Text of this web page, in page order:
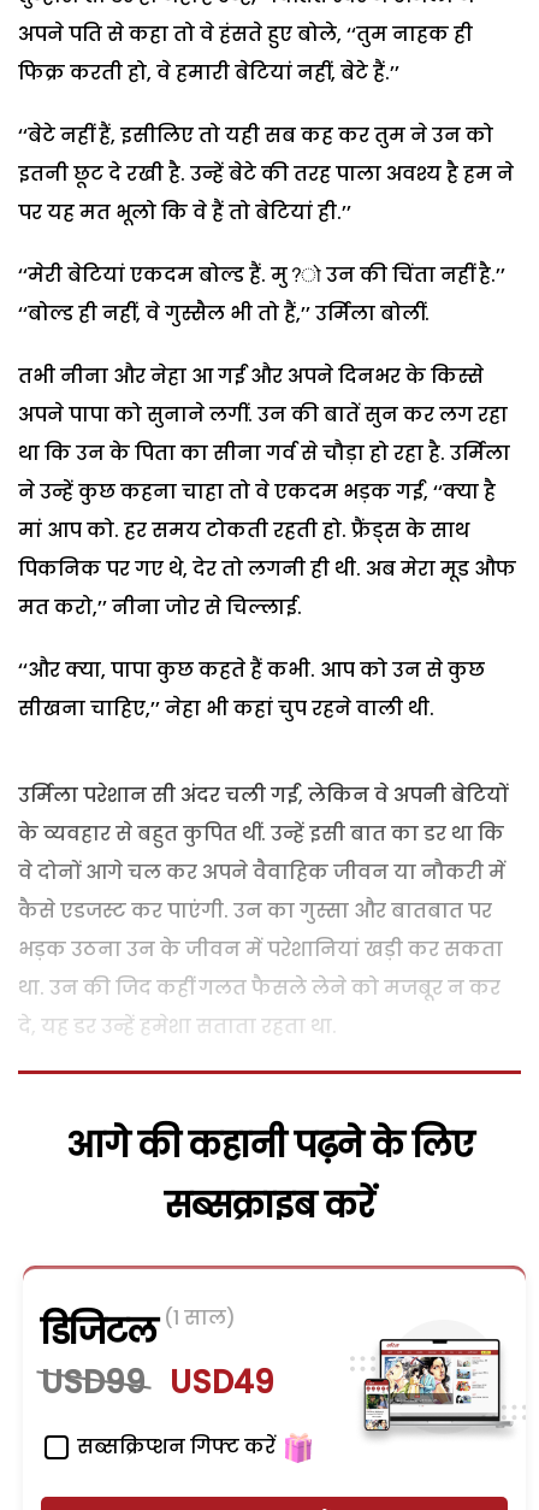
अपने पति से कहा तो वे हंसते हुए बोले, ‘‘तुम नाहक ही
फिक्र करती हो, वे हमारी बेटियां नहीं, बेटे हैं.’’
‘‘बेटे नहीं हैं, इसीलिए तो यही सब कह कर तुम ने उन को
इतनी छूट दे रखी है. उन्हें बेटे की तरह पाला अवश्य है हम ने
पर यह मत भूलो कि वे हैं तो बेटियां ही.’’
‘‘मेरी बेटियां एकदम बोल्ड हैं. मु?ो उन की चिंता नहीं है.’’
‘‘बोल्ड ही नहीं, वे गुस्सैल भी तो हैं,’’ उर्मिला बोलीं.
तभी नीना और नेहा आ गईं और अपने दिनभर के किस्से
अपने पापा को सुनाने लगीं. उन की बातें सुन कर लग रहा
था कि उन के पिता का सीना गर्व से चौड़ा हो रहा है. उर्मिला
ने उन्हें कुछ कहना चाहा तो वे एकदम भड़क गईं, ‘‘क्या है
मां आप को. हर समय टोकती रहती हो. फ्रैंड्स के साथ
पिकनिक पर गए थे, देर तो लगनी ही थी. अब मेरा मूड औफ
मत करो,’’ नीना जोर से चिल्लाई.
‘‘और क्या, पापा कुछ कहते हैं कभी. आप को उन से कुछ
सीखना चाहिए,’’ नेहा भी कहां चुप रहने वाली थी.
उर्मिला परेशान सी अंदर चली गईं, लेकिन वे अपनी बेटियों
के व्यवहार से बहुत कुपित थीं. उन्हें इसी बात का डर था कि
वे दोनों आगे चल कर अपने वैवाहिक जीवन या नौकरी में
कैसे एडजस्ट कर पाएंगी. उन का गुस्सा और बातबात पर
भड़क उठना उन के जीवन में परेशानियां खड़ी कर सकता
था. उन की जिद कहीं गलत फैसले लेने को मजबूर न कर
दे, यह डर उन्हें हमेशा सताता रहता था.
आगे की कहानी पढ़ने के लिए
सब्सक्राइब करें
डिजिटल (1 साल)
USD99 USD49
सब्सक्रिप्शन गिफ्ट करें